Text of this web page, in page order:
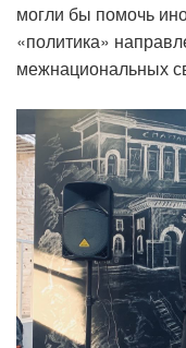
могли бы помочь
«политика»
межнациональных